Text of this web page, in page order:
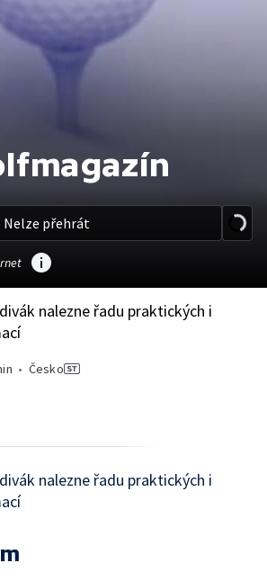
Nelze přehrát
nalezne řadu praktických i
• Česko
nalezne řadu praktických i